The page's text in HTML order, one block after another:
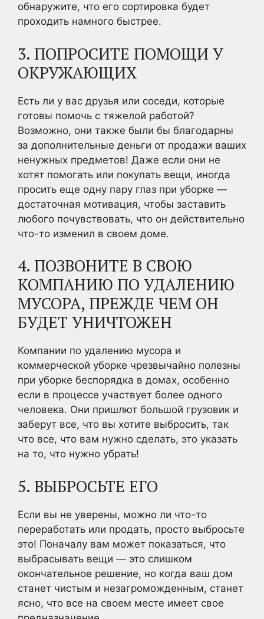
обнаружите, что его сортировка будет
проходить намного быстрее.
3. ПОПРОСИТЕ ПОМОЩИ У
ОКРУЖАЮЩИХ
Есть ли у вас друзья или соседи, которые
готовы помочь с тяжелой работой?
Возможно, они также были бы благодарны
за дополнительные деньги от продажи ваших
ненужных предметов! Даже если они не
хотят помогать или покупать вещи, иногда
просить еще одну пару глаз при уборке —
достаточная мотивация, чтобы заставить
любого почувствовать, что он действительно
что-то изменил в своем доме.
4. ПОЗВОНИТЕ В СВОЮ
КОМПАНИЮ ПО УДАЛЕНИЮ
МУСОРА, ПРЕЖДЕ ЧЕМ ОН
БУДЕТ УНИЧТОЖЕН
Компании по удалению мусора и
коммерческой уборке чрезвычайно полезны
при уборке беспорядка в домах, особенно
если в процессе участвует более одного
человека. Они пришлют большой грузовик и
заберут все, что вы хотите выбросить, так
что все, что вам нужно сделать, это указать
на то, что нужно убрать!
5. ВЫБРОСЬТЕ ЕГО
Если вы не уверены, можно ли что-то
переработать или продать, просто выбросьте
это! Поначалу вам может показаться, что
выбрасывать вещи — это слишком
окончательное решение, но когда ваш дом
станет чистым и незагроможденным, станет
ясно, что все на своем месте имеет свое